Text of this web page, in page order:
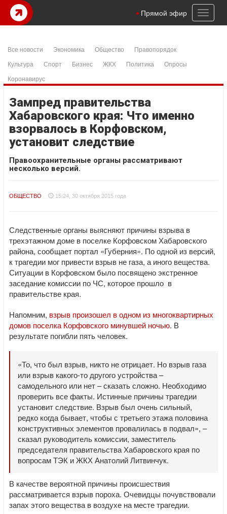
Toggle
Прямой эфир
Все новости Экономика Общество
Правопорядок
Культура
Спорт Бизнес ЖКХ Политика
Опросы
Коронавирус
Зампред правительства
Хабаровского края: Что именно
взорвалось в Корфовском,
установит следствие
Правоохранительные органы рассматривают
несколько версий.
ОБЩЕСТВО 15:24, 30 октября 2015 года
Следственные органы выясняют причины взрыва в
трехэтажном доме в поселке Корфовском Хабаровского
района, сообщает портал «Губерния». По одной из версий,
к трагедии мог привести взрыв не газа, а иного вещества.
Ситуации в Корфовском было посвящено экстренное
заседание комиссии по ЧС, которое прошло в
правительстве края.
Напомним, взрыв произошел в одном из многоквартирных
домов поселка Корфовского минувшей ночью. В
результате погибли пять человек.
«То, что был взрыв, никто не отрицает. Но взрыв газа
или взрыв какого-то другого устройства –
самодельного или нет – сказать сложно. Необходимо
проверить все факты. Истинные причины трагедии
установит следствие. Взрыв был очень сильный,
редко когда бывает, чтобы с третьего этажа половина
конструктивных элементов провалилась в подвал», –
сказал руководитель комиссии, заместитель
председателя правительства Хабаровского края по
вопросам ТЭК и ЖКХ Анатолий Литвинчук.
В качестве вероятной причины происшествия
рассматривается взрыв пороха. Очевидцы почувствовали
запах этого вещества в воздухе на месте трагедии.